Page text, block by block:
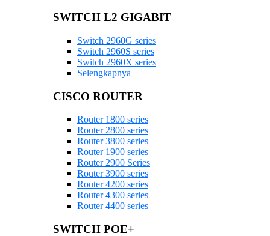
SWITCH L2 GIGABIT
Switch 2960G series
Switch 2960S series
Switch 2960X series
Selengkapnya
CISCO ROUTER
Router 1800 series
Router 2800 series
Router 3800 series
Router 1900 series
Router 2900 Series
Router 3900 series
Router 4200 series
Router 4300 series
Router 4400 series
SWITCH POE+